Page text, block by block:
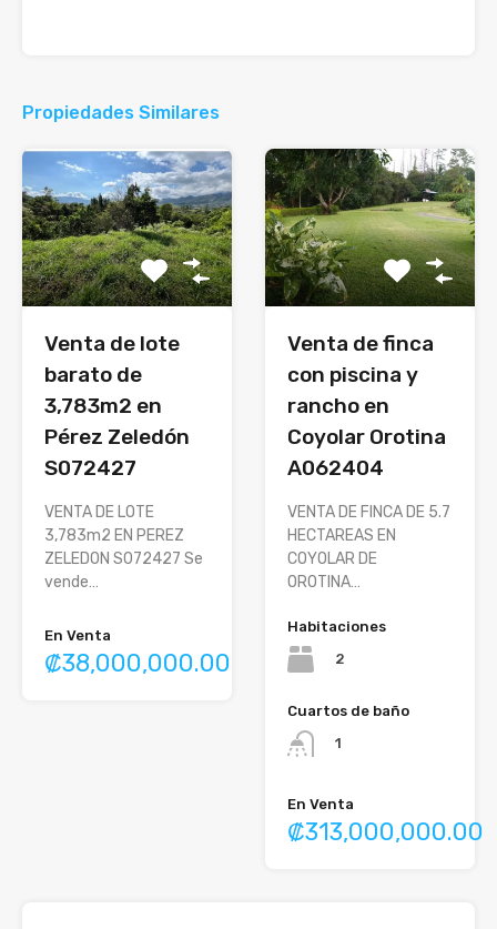
Propiedades Similares
Venta de lote
barato de
3,783m2 en
Pérez Zeledón
S072427
VENTA DE LOTE
3,783m2 EN PEREZ
ZELEDON S072427 Se
vende…
En Venta
₡38,000,000.00
Venta de finca
con piscina y
rancho en
Coyolar Orotina
A062404
VENTA DE FINCA DE 5.7
HECTAREAS EN
COYOLAR DE
OROTINA…
Habitaciones
2
Cuartos de baño
1
En Venta
₡313,000,000.00